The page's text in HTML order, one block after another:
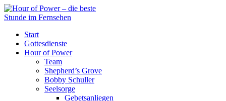
Start
Gottesdienste
Hour of Power
Team
Shepherd’s Grove
Bobby Schuller
Seelsorge
Gebetsanliegen